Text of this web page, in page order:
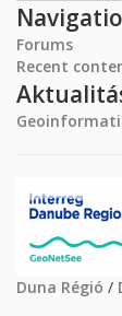
Forums
Recent
Duna Régió /